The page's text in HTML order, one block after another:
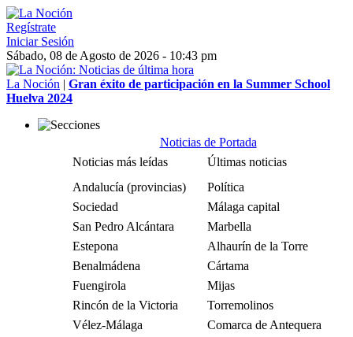
Regístrate
Iniciar Sesión
Sábado, 08 de Agosto de 2026 - 10:43 pm
La Noción | Gran éxito de participación en la Summer School
Huelva 2024
Noticias de Portada
Noticias más leídas
Últimas noticias
Andalucía (provincias)
Política
Sociedad
Málaga capital
San Pedro Alcántara
Marbella
Estepona
Alhaurín de la Torre
Benalmádena
Cártama
Fuengirola
Mijas
Rincón de la Victoria
Torremolinos
Vélez-Málaga
Comarca de Antequera